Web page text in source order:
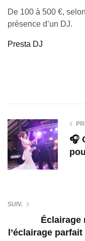
De 100 à 500 €,
présence d’un DJ.
Presta DJ
🎧
SUIV.
Éclairage
l’éclairage